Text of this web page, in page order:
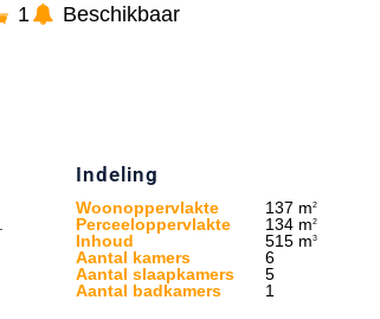
1 Beschikbaar
Indeling
Woonoppervlakte 137 m2
Perceeloppervlakte 134 m2
Inhoud 515 m3
Aantal kamers
6
Aantal slaapkamers
5
Aantal badkamers
1